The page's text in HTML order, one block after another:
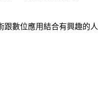
跟數位應用結合有興趣的人